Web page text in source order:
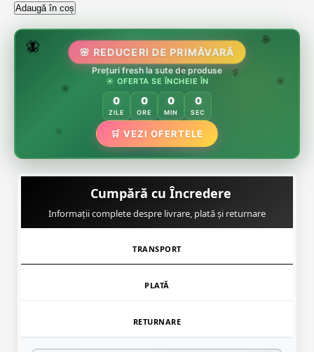
Adaugă în coș
🌸
🌿
🌸
🏵️
🌷
🦋 🌸 REDUCERI DE PRIMĂVARĂ
Prețuri fresh la sute de produse
☀️ OFERTA SE ÎNCHEIE ÎN
0
ZILE
0
ORE
0
MIN
0
SEC
🛒 VEZI OFERTELE
Cumpără cu Încredere
Informații complete despre livrare, plată și returnare
TRANSPORT
PLATĂ
RETURNARE